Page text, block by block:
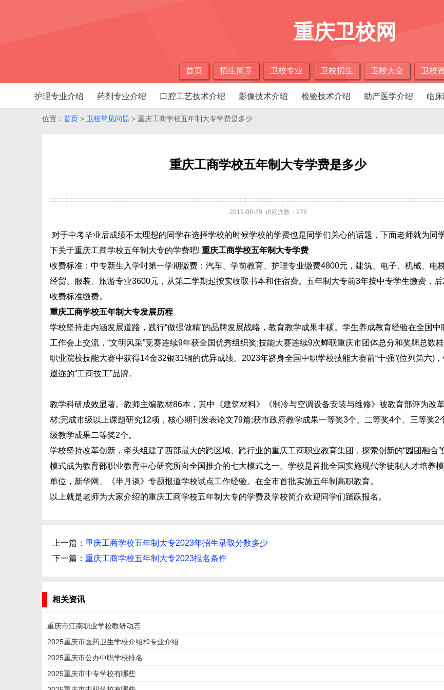
重庆卫校网
首页 招生简章 卫校专业 卫校招生 卫校大全 卫校
护理专业介绍 药剂专业介绍 口腔工艺技术介绍 影像技术介绍 检验技术介绍 助产医学介绍 临
位置： 首页 > 卫校常见问题 > 重庆工商学校五年制大专学费是多少
重庆工商学校五年制大专学费是多少
2019-08-29 访问次数：976
对于中考毕业后成绩不太理想的同学在选择学校的时候学校的学费也是同学们关心的话题，下面老师就为同
下关于重庆工商学校五年制大专的学费吧! 重庆工商学校五年制大专学费
收费标准：中专新生入学时第一学期缴费：汽车、学前教育、护理专业缴费4800元，建筑、电子、机械、电
经贸、服装、旅游专业3600元，从第二学期起按实收取书本和住宿费。五年制大专前3年按中专学生缴费，
收费标准缴费。
重庆工商学校五年制大专发展历程
学校坚持走内涵发展道路，践行“做强做精”的品牌发展战略，教育教学成果丰硕。学生养成教育经验在全国中
工作会上交流，“文明风采”竞赛连续9年获全国优秀组织奖;技能大赛连续9次蝉联重庆市团体总分和奖牌总数
职业院校技能大赛中获得14金32银31铜的优异成绩。2023年跻身全国中职学校技能大赛前“十强”(位列第六)
遐迩的“工商技工”品牌。
教学科研成效显著。教师主编教材86本，其中《建筑材料》《制冷与空调设备安装与维修》被教育部评为改
材;完成市级以上课题研究12项，核心期刊发表论文79篇;获市政府教学成果一等奖3个、二等奖4个、三等奖2
级教学成果二等奖2个。
学校坚持改革创新，牵头组建了西部最大的跨区域、跨行业的重庆工商职业教育集团，探索创新的“园团融合”
模式成为教育部职业教育中心研究所向全国推介的七大模式之一。学校是首批全国实施现代学徒制人才培养
单位，新华网、《半月谈》专题报道学校试点工作经验。在全市首批实施五年制高职教育。
以上就是老师为大家介绍的重庆工商学校五年制大专的学费及学校简介欢迎同学们踊跃报名。
上一篇： 重庆工商学校五年制大专2023年招生录取分数多少
下一篇： 重庆工商学校五年制大专2023报名条件
相关资讯
重庆市江南职业学校教研动态
2025重庆市医药卫生学校介绍和专业介绍
2025重庆市公办中职学校排名
2025重庆市中专学校有哪些